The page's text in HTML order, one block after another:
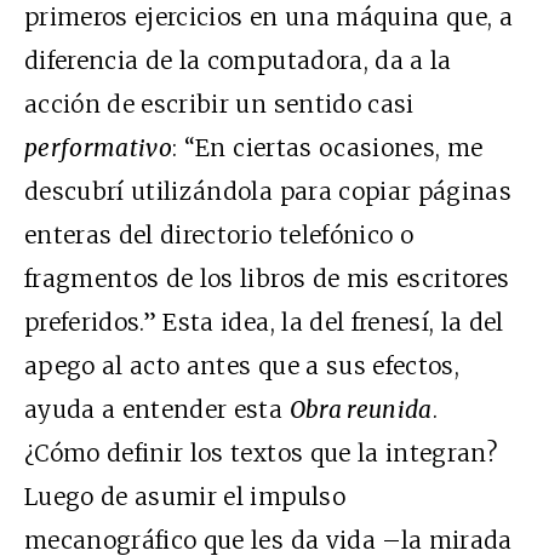
primeros ejercicios en una máquina que, a
diferencia de la computadora, da a la
acción de escribir un sentido casi
performativo: “En ciertas ocasiones, me
descubrí utilizándola para copiar páginas
enteras del directorio telefónico o
fragmentos de los libros de mis escritores
preferidos.” Esta idea, la del frenesí, la del
apego al acto antes que a sus efectos,
ayuda a entender esta Obra reunida.
¿Cómo definir los textos que la integran?
Luego de asumir el impulso
mecanográfico que les da vida –la mirada